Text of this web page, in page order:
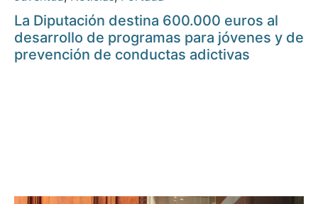
La Diputación destina 600.000 euros al
desarrollo de programas para jóvenes y de
prevención de conductas adictivas